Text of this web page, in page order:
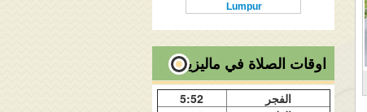
Lumpur
اوقات الصلاة في ماليزيا
الفجر
5:52